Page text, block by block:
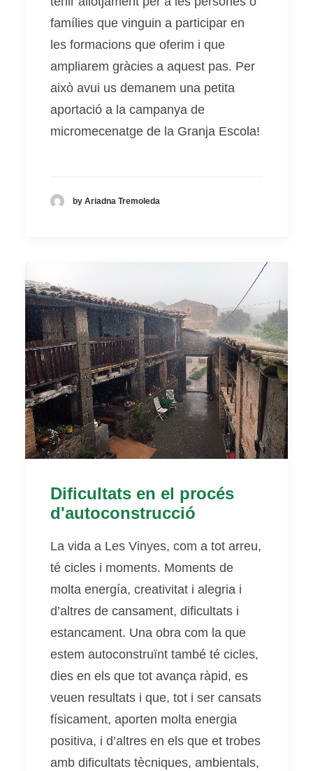
famílies que vinguin a participar en
les formacions que oferim i que
ampliarem gràcies a aquest pas. Per
això avui us demanem una petita
aportació a la campanya de
micromecenatge de la Granja Escola!
by Ariadna Tremoleda
Dificultats en el procés
d'autoconstrucció
La vida a Les Vinyes, com a tot arreu,
té cicles i moments. Moments de
molta energía, creativitat i alegria i
d’altres de cansament, dificultats i
estancament. Una obra com la que
estem autoconstruïnt també té cicles,
dies en els que tot avança ràpid, es
veuen resultats i que, tot i ser cansats
físicament, aporten molta energia
positiva, i d’altres en els que et trobes
amb dificultats tècniques, ambientals,